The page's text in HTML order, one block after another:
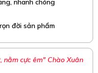
nhanh chóng
đời sản phẩm
nằm cực êm" Chào Xuân